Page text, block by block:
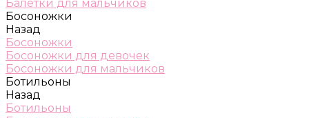
Балетки для мальчиков
Босоножки
Назад
Босоножки
Босоножки для девочек
Босоножки для мальчиков
Ботильоны
Назад
Ботильоны